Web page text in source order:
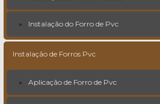
Instalação do Forro de Pvc
Instalação de Forros Pvc
Aplicação de Forro de Pvc